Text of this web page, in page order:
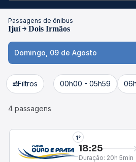
Passagens de ônibus
Ijuí Dois Irmãos
Domingo, 09 de Agosto
Filtros 00h00 - 05h59
4 passagens
1°
18:25
Duração: 20h 5min